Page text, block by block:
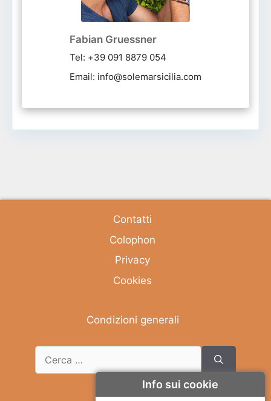
Fabian Gruessner
Tel: +39 091 8879 054
Email: info@solemarsicilia.com
Contatti
Colophon
Privacy
Cookies
Condizioni generali
Info sui cookie